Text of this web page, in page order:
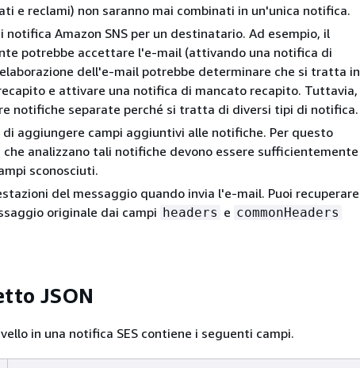
e reclami) non saranno mai combinati in un'unica notifica.
notifica Amazon SNS per un destinatario. Ad esempio, il
potrebbe accettare l'e-mail (attivando una notifica di
dell'e-mail potrebbe determinare che si tratta in
e attivare una notifica di mancato recapito. Tuttavia,
notifiche separate perché si tratta di diversi tipi di notifica.
aggiungere campi aggiuntivi alle notifiche. Per questo
che analizzano tali notifiche devono essere sufficientemente
sconosciuti.
del messaggio quando invia l'e-mail. Puoi recuperare
originale dai campi headers e commonHeaders
JSON
in una notifica SES contiene i seguenti campi.